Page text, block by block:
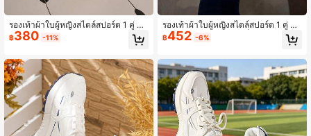
รองเท้าผ้าใบผู้หญิงสไตล์สปอร์ต 1 คู่ สำ
หรับฝึกซ้อม ผ้าตาข่ายบางระบายอากา
ศได้ พื้นหนา นุ่ม พื้นหนาแบบชังกี้ ลำล
฿380 -11%
รองเท้าผ้าใบผู้หญิงสไตล์สปอร์ต 1 คู่ แบ
บผูกเชือก ลายคัลเลอร์บล็อกสีดำ-ขาว ส
ไตล์เรโทรอเมริกัน รุ่นใหม่ ใส่ได้ทุกฤดู ร
นนิ่ง พื้นแบน
฿452 -6%